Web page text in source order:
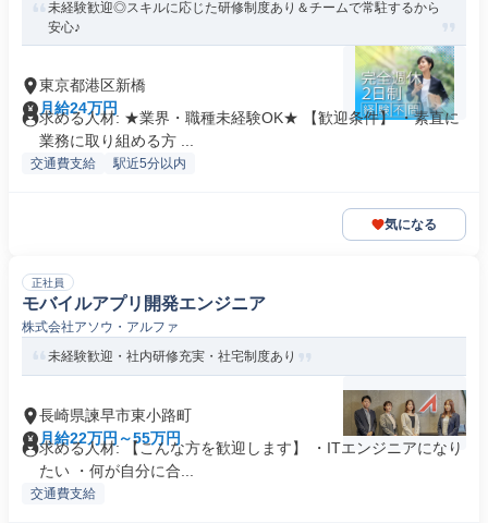
未経験歓迎◎スキルに応じた研修制度あり＆チームで常駐するから
安心♪
東京都港区新橋
月給24万円
求める人材: ★業界・職種未経験OK★ 【歓迎条件】 ・素直に
業務に取り組める方 ...
交通費支給 駅近5分以内
気になる
正社員
モバイルアプリ開発エンジニア
株式会社アソウ・アルファ
未経験歓迎・社内研修充実・社宅制度あり
長崎県諫早市東小路町
月給22万円～55万円
求める人材: 【こんな方を歓迎します】 ・ITエンジニアになり
たい ・何が自分に合...
交通費支給